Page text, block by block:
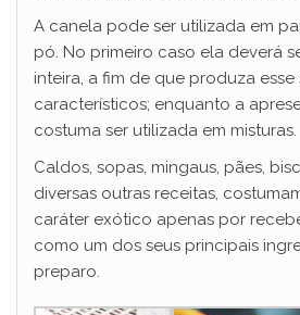
A canela pode ser utilizada em
pó. No primeiro caso ela deverá
inteira, a fim de que produza
característicos; enquanto a
costuma ser utilizada em misturas.
Caldos, sopas, mingaus, pães,
diversas outras receitas,
caráter exótico apenas por
como um dos seus principais
preparo.